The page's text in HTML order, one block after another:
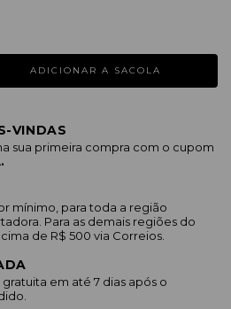
VINDAS
sua primeira compra com o cupom
mínimo, para toda a região
Para as demais regiões do
de R$ 500 via Correios.
em até 7 dias após o